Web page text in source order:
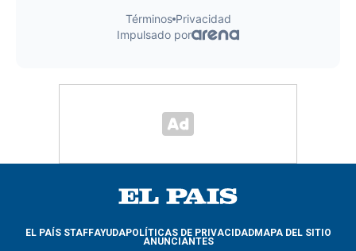
EL PAÍS STAFFAYUDAPOLÍTICAS DE PRIVACIDADMAPA DEL SITIO
ANUNCIANTES